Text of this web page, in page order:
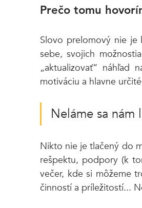
Prečo tomu
Slovo prelomový nie je
sebe, svojich
„aktualizovať“ náhľad
motiváciu a hlavne
Neláme sa nám
Nikto nie je tlačený do
rešpektu, podpory (k
večer, kde si môžeme
činností a príležitostí...